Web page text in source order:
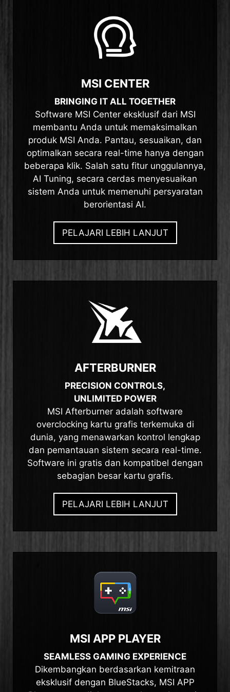
MSI CENTER
BRINGING IT ALL TOGETHER
Software MSI Center eksklusif dari MSI
membantu Anda untuk memaksimalkan
produk MSI Anda. Pantau, sesuaikan, dan
optimalkan secara real-time hanya dengan
beberapa klik. Salah satu fitur unggulannya,
AI Tuning, secara cerdas menyesuaikan
sistem Anda untuk memenuhi persyaratan
berorientasi AI.
PELAJARI LEBIH LANJUT
AFTERBURNER
PRECISION CONTROLS,
UNLIMITED POWER
MSI Afterburner adalah software
overclocking kartu grafis terkemuka di
dunia, yang menawarkan kontrol lengkap
dan pemantauan sistem secara real-time.
Software ini gratis dan kompatibel dengan
sebagian besar kartu grafis.
PELAJARI LEBIH LANJUT
MSI APP PLAYER
SEAMLESS GAMING EXPERIENCE
Dikembangkan berdasarkan kemitraan
eksklusif dengan BlueStacks, MSI APP